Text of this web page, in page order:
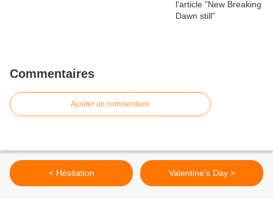
Commentaires
Ajouter un commentaire
< Hésitation Valentine's Day >